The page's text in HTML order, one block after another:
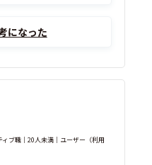
になった
ブ職｜20人未満｜ユーザー（利用